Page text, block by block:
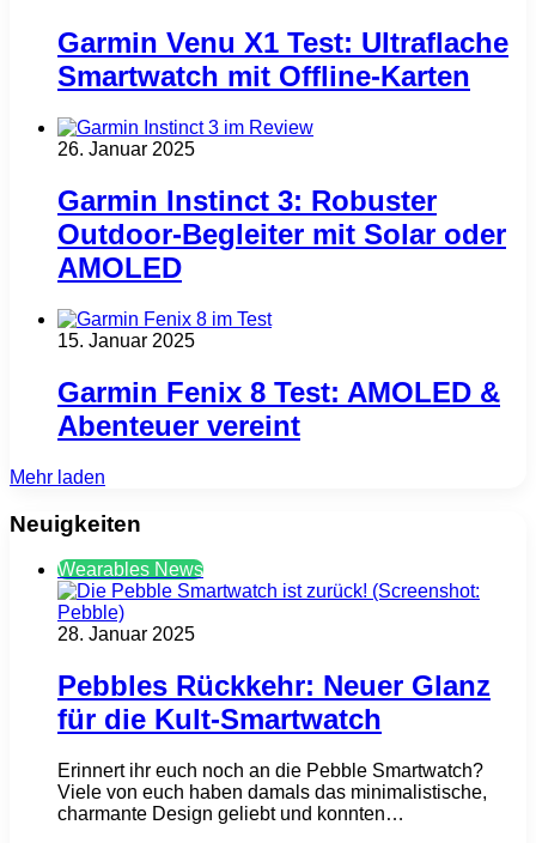
Garmin Venu X1 Test: Ultraflache
Smartwatch mit Offline-Karten
26. Januar 2025
Garmin Instinct 3: Robuster
Outdoor-Begleiter mit Solar oder
AMOLED
15. Januar 2025
Garmin Fenix 8 Test: AMOLED &
Abenteuer vereint
Mehr laden
Neuigkeiten
Wearables News
28. Januar 2025
Pebbles Rückkehr: Neuer Glanz
für die Kult-Smartwatch
Erinnert ihr euch noch an die Pebble Smartwatch?
Viele von euch haben damals das minimalistische,
charmante Design geliebt und konnten…